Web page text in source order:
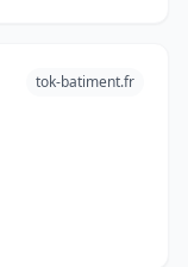
tok-batiment.fr